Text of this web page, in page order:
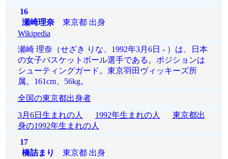
16
瀬崎理奈東京都 出身
Wikipedia
瀬崎 理奈（せざき りな、1992年3月6日 - ）は、日本
の女子バスケットボール選手である。ポジションは
シューティングガード。東京羽田ヴィッキーズ所
属。161cm、56kg。
全国の東京都出身者
3月6日生まれの人
1992年生まれの人
東京都出
身の1992年生まれの人
17
橋詰まり
東京都 出身